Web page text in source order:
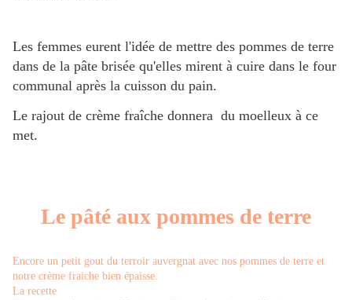
Les femmes eurent l'idée de mettre des pommes de terre
dans de la pâte brisée qu'elles mirent à cuire dans le four
communal après la cuisson du pain.
Le rajout de crème fraîche donnera du moelleux à ce
met.
Le pâté aux pommes de terre
Encore un petit gout du terroir auvergnat avec nos pommes de terre et
notre crème fraiche bien épaisse.
La recette